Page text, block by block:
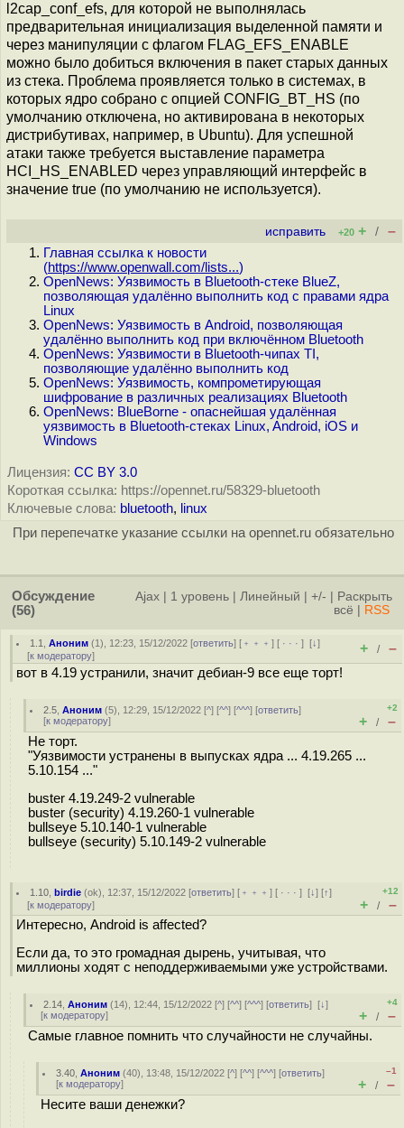
l2cap_conf_efs, для которой не выполнялась
предварительная инициализация выделенной памяти и
через манипуляции с флагом FLAG_EFS_ENABLE
можно было добиться включения в пакет старых данных
из стека. Проблема проявляется только в системах, в
которых ядро собрано с опцией CONFIG_BT_HS (по
умолчанию отключена, но активирована в некоторых
дистрибутивах, например, в Ubuntu). Для успешной
атаки также требуется выставление параметра
HCI_HS_ENABLED через управляющий интерфейс в
значение true (по умолчанию не используется).
исправить +20 + / –
Главная ссылка к новости
(https://www.openwall.com/lists...)
OpenNews: Уязвимость в Bluetooth-стеке BlueZ,
позволяющая удалённо выполнить код с правами ядра
Linux
OpenNews: Уязвимость в Android, позволяющая
удалённо выполнить код при включённом Bluetooth
OpenNews: Уязвимости в Bluetooth-чипах TI,
позволяющие удалённо выполнить код
OpenNews: Уязвимость, компрометирующая
шифрование в различных реализациях Bluetooth
OpenNews: BlueBorne - опаснейшая удалённая
уязвимость в Bluetooth-стеках Linux, Android, iOS и
Windows
Лицензия: CC BY 3.0
Короткая ссылка: https://opennet.ru/58329-bluetooth
Ключевые слова: bluetooth, linux
При перепечатке указание ссылки на opennet.ru обязательно
Обсуждение
(56)
Ajax 1 уровень Линейный +/-
Раскрыть
всё
RSS
1.1 ,Аноним (1), 12:23, 15/12/2022 [ответить] [ ﹢﹢﹢] [ · · ·][↓]
[к модератору] + / –
вот в 4.19 устранили, значит дебиан-9 все еще торт!
2.5 ,Аноним (5), 12:29, 15/12/2022 [^] [^^] [^^^] [ответить]
[к модератору]
+2
+ / –
Не торт.
"Уязвимости устранены в выпусках ядра ... 4.19.265 ...
5.10.154 ..."
buster 4.19.249-2 vulnerable
buster (security) 4.19.260-1 vulnerable
bullseye 5.10.140-1 vulnerable
bullseye (security) 5.10.149-2 vulnerable
1.10 ,birdie (ok), 12:37, 15/12/2022 [ответить] [ ﹢﹢﹢] [ · · ·][↓] [↑]
[к модератору]
+12
+ / –
Интересно, Android is affected?
Если да, то это громадная дырень, учитывая, что
миллионы ходят с неподдерживаемыми уже устройствами.
2.14 ,Аноним (14), 12:44, 15/12/2022 [^] [^^] [^^^] [ответить][↓]
[к модератору]
+4
+ / –
Самые главное помнить что случайности не случайны.
3.40 ,Аноним (40), 13:48, 15/12/2022 [^] [^^] [^^^] [ответить]
[к модератору]
–1
+ / –
Несите ваши денежки?